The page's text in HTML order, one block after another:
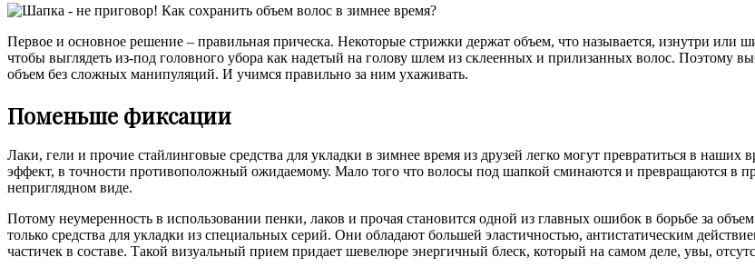
Первое и основное решение – правильная прическа. Некоторые стрижки держат объем, что называется, изнутри или
чтобы выглядеть из-под головного убора как надетый на голову шлем из склеенных и прилизанных волос.
объем без сложных манипуляций. И учимся правильно за ним ухаживать.
Поменьше фиксации
Лаки, гели и прочие стайлинговые средства для укладки в зимнее время из друзей легко могут превратиться в
эффект, в точности противоположный ожидаемому. Мало того что волосы под шапкой сминаются и превращаются в
неприглядном виде.
Потому неумеренность в использовании пенки, лаков и прочая становится одной из главных ошибок в борьбе за
только средства для укладки из специальных серий. Они обладают большей эластичностью, антистатическим
частичек в составе. Такой визуальный прием придает шевелюре энергичный блеск, который на самом деле, увы,